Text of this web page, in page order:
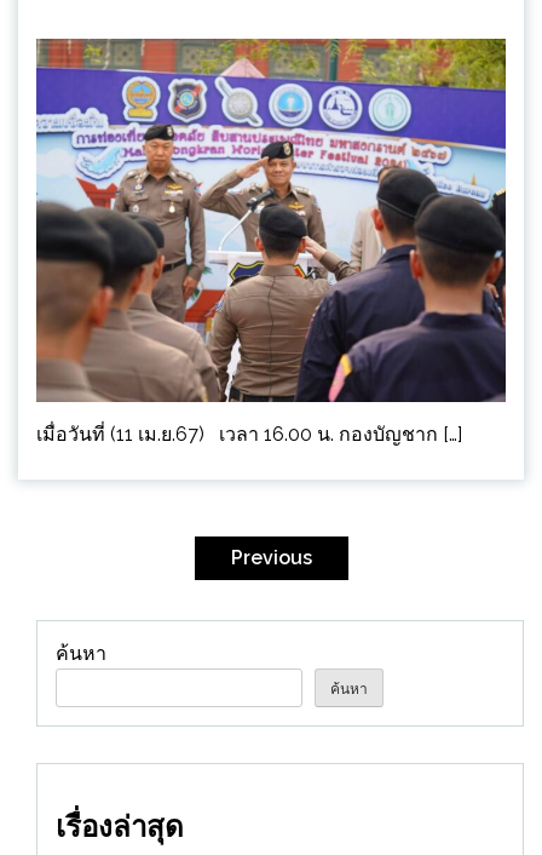
เมื่อวันที่ (11 เม.ย.67) เวลา 16.00 น. กองบัญชาก […]
Previous
ค้นหา
ค้นหา
เรื่องล่าสุด